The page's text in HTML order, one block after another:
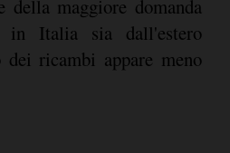
della maggiore domanda
in Italia sia dall'estero
ricambi appare meno